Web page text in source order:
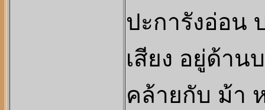
ปะการังอ่อน
เสียง อยู่ด้าน
คล้ายกับ ม้า